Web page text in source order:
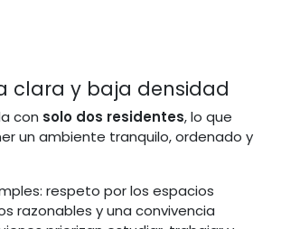
clara y baja densidad
con solo dos residentes, lo que
un ambiente tranquilo, ordenado y
respeto por los espacios
razonables y una convivencia